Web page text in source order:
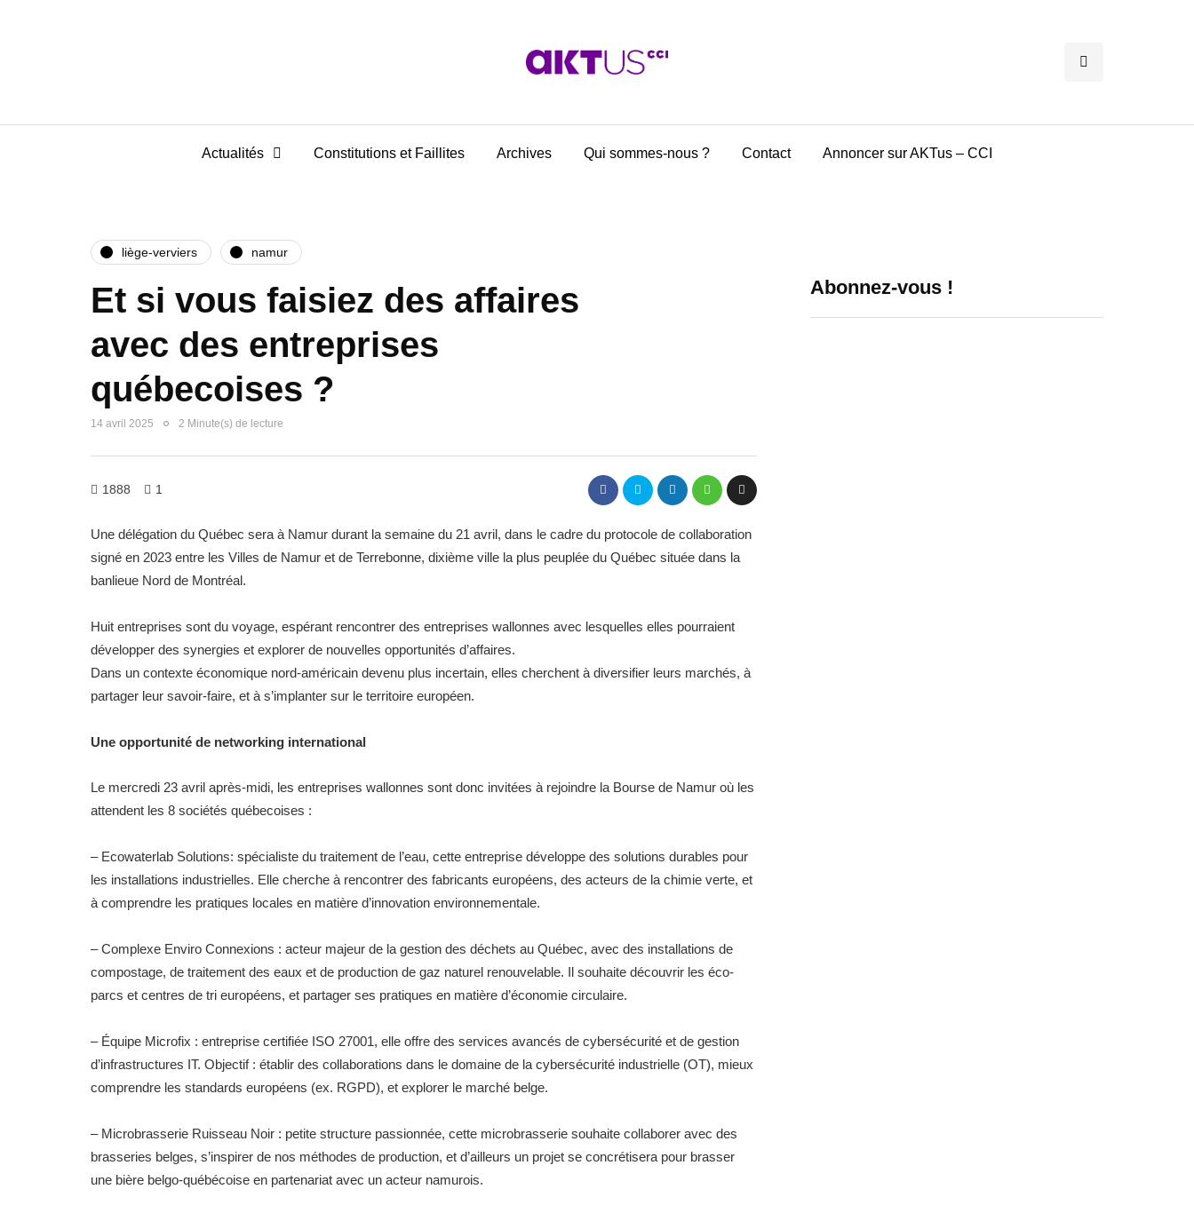
Actualités Constitutions et Faillites Archives Qui sommes-nous ? Contact Annoncer sur AKTus – CCI
liège-verviers namur
Et si vous faisiez des affaires
avec des entreprises
québecoises ?
14 avril 2025 2 Minute(s) de lecture
1888 1
Une délégation du Québec sera à Namur durant la semaine du 21 avril, dans le cadre du protocole de collaboration
signé en 2023 entre les Villes de Namur et de Terrebonne, dixième ville la plus peuplée du Québec située dans la
banlieue Nord de Montréal.
Huit entreprises sont du voyage, espérant rencontrer des entreprises wallonnes avec lesquelles elles pourraient
développer des synergies et explorer de nouvelles opportunités d’affaires.
Dans un contexte économique nord-américain devenu plus incertain, elles cherchent à diversifier leurs marchés, à
partager leur savoir-faire, et à s’implanter sur le territoire européen.
Une opportunité de networking international
Le mercredi 23 avril après-midi, les entreprises wallonnes sont donc invitées à rejoindre la Bourse de Namur où les
attendent les 8 sociétés québecoises :
– Ecowaterlab Solutions: spécialiste du traitement de l’eau, cette entreprise développe des solutions durables pour
les installations industrielles. Elle cherche à rencontrer des fabricants européens, des acteurs de la chimie verte, et
à comprendre les pratiques locales en matière d’innovation environnementale.
– Complexe Enviro Connexions : acteur majeur de la gestion des déchets au Québec, avec des installations de
compostage, de traitement des eaux et de production de gaz naturel renouvelable. Il souhaite découvrir les éco-
parcs et centres de tri européens, et partager ses pratiques en matière d’économie circulaire.
– Équipe Microfix : entreprise certifiée ISO 27001, elle offre des services avancés de cybersécurité et de gestion
d’infrastructures IT. Objectif : établir des collaborations dans le domaine de la cybersécurité industrielle (OT), mieux
comprendre les standards européens (ex. RGPD), et explorer le marché belge.
– Microbrasserie Ruisseau Noir : petite structure passionnée, cette microbrasserie souhaite collaborer avec des
brasseries belges, s’inspirer de nos méthodes de production, et d’ailleurs un projet se concrétisera pour brasser
une bière belgo-québécoise en partenariat avec un acteur namurois.
Abonnez-vous !